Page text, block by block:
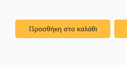
Προσθήκη στο καλάθι